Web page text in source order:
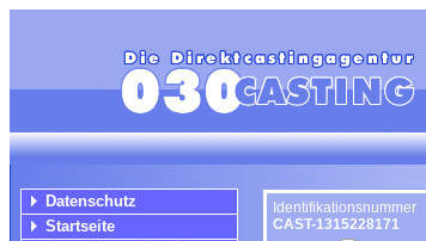
Datenschutz
Startseite
Identifikationsnummer
CAST-1315228171